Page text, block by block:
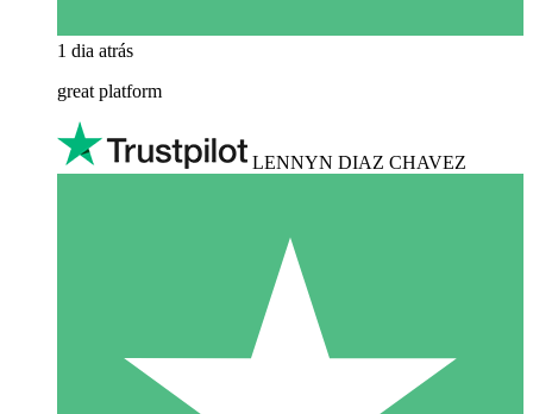
1 dia atrás
great platform
LENNYN DIAZ CHAVEZ